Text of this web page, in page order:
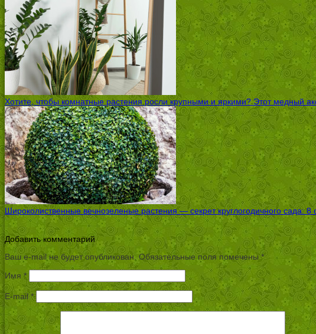
Хотите, чтобы комнатные растения росли крупными и яркими? Этот медный
Широколиственные вечнозеленые растения — секрет круглогодичного сада:
Добавить комментарий
Ваш e-mail не будет опубликован.Обязательные поля помечены*
Имя *
E-mail*